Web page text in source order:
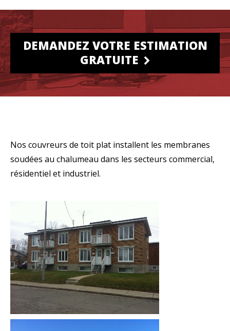
DEMANDEZ VOTRE ESTIMATION
GRATUITE
Nos couvreurs de toit plat installent les membranes
soudées au chalumeau dans les secteurs commercial,
résidentiel et industriel.